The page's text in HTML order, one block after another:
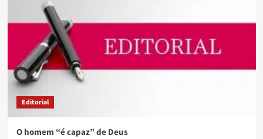
Editorial
O homem “é capaz” de Deus